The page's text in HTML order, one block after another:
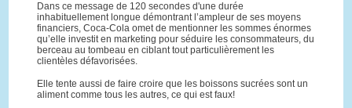
Dans ce message de 120 secondes d'une durée
inhabituellement longue démontrant l’ampleur de ses moyens
financiers, Coca-Cola omet de mentionner les sommes énormes
qu’elle investit en marketing pour séduire les consommateurs, du
berceau au tombeau en ciblant tout particulièrement les
clientèles défavorisées.
Elle tente aussi de faire croire que les boissons sucrées sont un
aliment comme tous les autres, ce qui est faux!